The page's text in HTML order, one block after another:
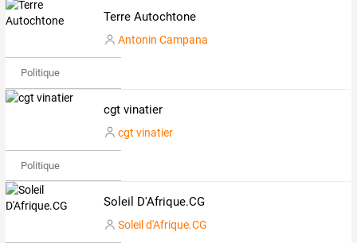
Terre Autochtone
Antonin Campana
Politique
cgt vinatier
cgt vinatier
Politique
Soleil D'Afrique.CG
Soleil d'Afrique.CG